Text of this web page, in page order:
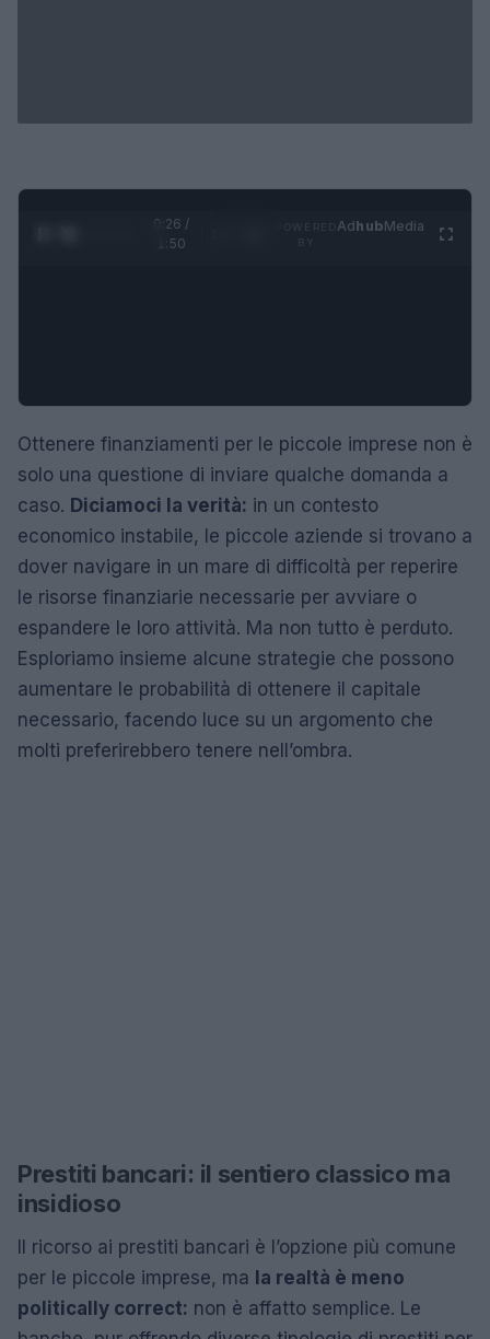
0:27 /
1:50
AdhubMedia
Ottenere finanziamenti per le piccole imprese non è
solo una questione di inviare qualche domanda a
caso. Diciamoci la verità: in un contesto
economico instabile, le piccole aziende si trovano a
dover navigare in un mare di difficoltà per reperire
le risorse finanziarie necessarie per avviare o
espandere le loro attività. Ma non tutto è perduto.
Esploriamo insieme alcune strategie che possono
aumentare le probabilità di ottenere il capitale
necessario, facendo luce su un argomento che
molti preferirebbero tenere nell’ombra.
Prestiti bancari: il sentiero classico ma
insidioso
Il ricorso ai prestiti bancari è l’opzione più comune
per le piccole imprese, ma la realtà è meno
politically correct: non è affatto semplice. Le